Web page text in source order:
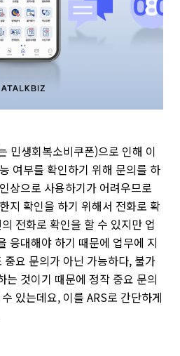
민생회복소비쿠폰)으로 인해 이
여부를 확인하기 위해 문의를 하
상으로 사용하기가 어려우므로
지 확인을 하기 위해서 전화로 확
전화로 확인을 할 수 있지만 업
응대해야 하기 때문에 업무에 지
요 문의가 아닌 가능하다, 불가
는 것이기 때문에 정작 중요 문의
있는데요, 이를 ARS로 간단하게